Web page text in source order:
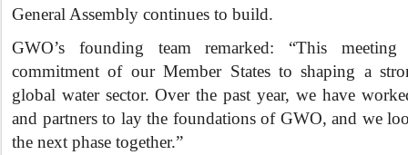
General Assembly continues to build.
GWO’s founding team remarked: “This
commitment of our Member States to shaping a
global water sector. Over the past year, we have
and partners to lay the foundations of GWO, and we
the next phase together.”